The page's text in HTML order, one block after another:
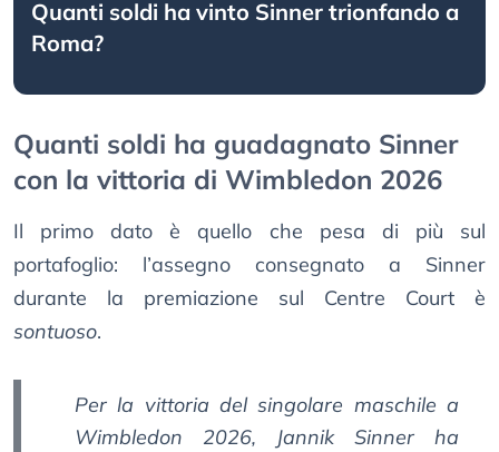
Quanti soldi ha vinto Sinner trionfando a
Roma?
Quanti soldi ha guadagnato Sinner
con la vittoria di Wimbledon 2026
Il primo dato è quello che pesa di più sul
portafoglio: l’assegno consegnato a Sinner
durante la premiazione sul Centre Court è
sontuoso.
Per la vittoria del singolare maschile a
Wimbledon 2026, Jannik Sinner ha